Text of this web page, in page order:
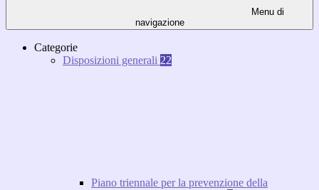
Menu di
navigazione
Categorie
Disposizioni generali 22
Piano triennale per la prevenzione della